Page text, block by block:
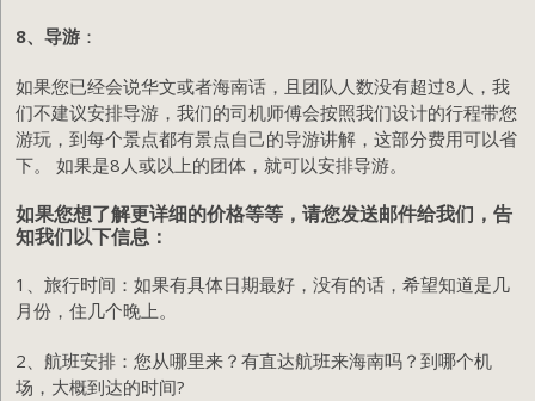
8、导游 ：
如果您已经会说华文或者海南话，且团队人数没有超过8人，我
们不建议安排导游，我们的司机师傅会按照我们设计的行程带您
游玩，到每个景点都有景点自己的导游讲解，这部分费用可以省
下。 如果是8人或以上的团体，就可以安排导游。
如果您想了解更详细的价格等等，请您发送邮件给我们，告
知我们以下信息：
1、旅行时间：如果有具体日期最好，没有的话，希望知道是几
月份，住几个晚上。
2、航班安排：您从哪里来？有直达航班来海南吗？到哪个机
场，大概到达的时间?